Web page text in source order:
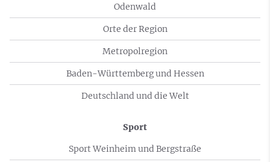
Odenwald
Orte der Region
Metropolregion
Baden-Württemberg und Hessen
Deutschland und die Welt
Sport
Sport Weinheim und Bergstraße